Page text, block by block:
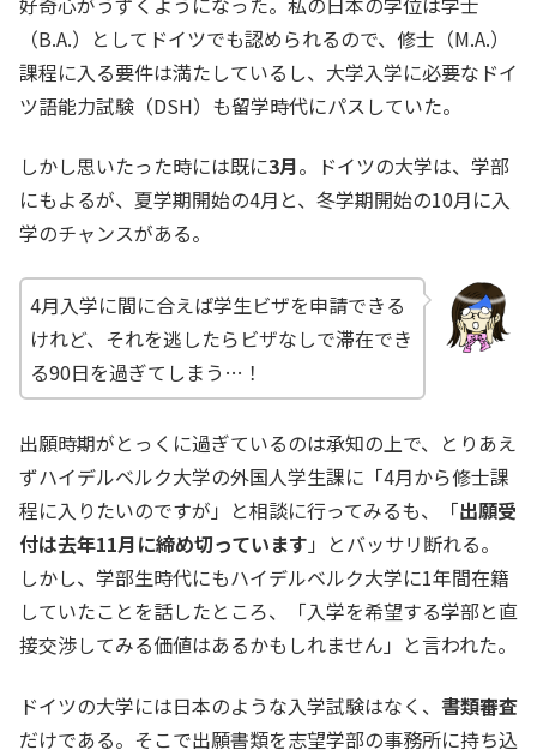
（B.A.）としてドイツでも認められるので、修士（M.A.）
課程に入る要件は満たしているし、大学入学に必要なドイ
ツ語能力試験（DSH）も留学時代にパスしていた。
しかし思いたった時には既に3月。ドイツの大学は、学部
にもよるが、夏学期開始の4月と、冬学期開始の10月に入
学のチャンスがある。
4月入学に間に合えば学生ビザを申請できる
けれど、それを逃したらビザなしで滞在でき
る90日を過ぎてしまう…！
出願時期がとっくに過ぎているのは承知の上で、とりあえ
ずハイデルベルク大学の外国人学生課に「4月から修士課
程に入りたいのですが」と相談に行ってみるも、「出願受
付は去年11月に締め切っています 」とバッサリ断れる。
しかし、学部生時代にもハイデルベルク大学に1年間在籍
していたことを話したところ、「入学を希望する学部と直
接交渉してみる価値はあるかもしれません」と言われた。
ドイツの大学には日本のような入学試験はなく、 書類審査
だけである。そこで出願書類を志望学部の事務所に持ち込